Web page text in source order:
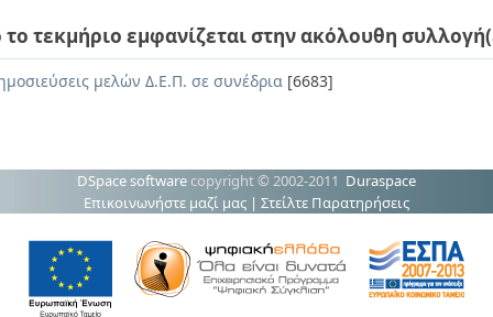
το τεκμήριο εμφανίζεται στην ακόλουθη
μελών Δ.Ε.Π. σε συνέδρια [6683]
DSpace software copyright © 2002-2011 Duraspace
Επικοινωνήστε μαζί μας | Στείλτε Παρατηρήσεις